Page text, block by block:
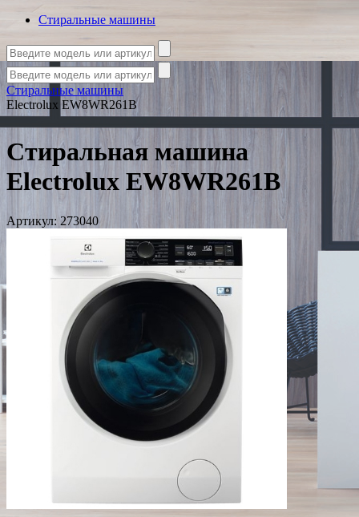
Стиральные машины
Стиральные машины
Electrolux EW8WR261B
Стиральная машина
Electrolux EW8WR261B
Артикул: 273040